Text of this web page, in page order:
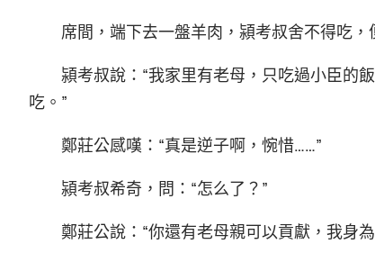
席間，端下去一盤羊肉，潁考叔舍不得吃，
潁考叔說：“我家里有老母，只吃過小臣的
吃。”
鄭莊公感嘆：“真是逆子啊，惋惜……”
潁考叔希奇，問：“怎么了？”
鄭莊公說：“你還有老母親可以貢獻，我身